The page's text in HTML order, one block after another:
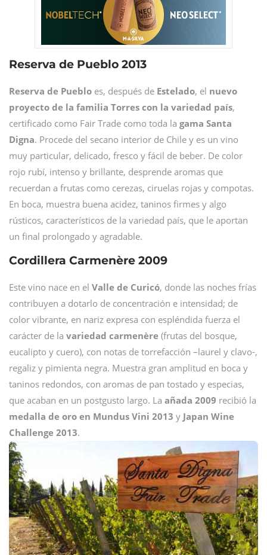
Reserva de Pueblo 2013
Reserva de Pueblo es, después de Estelado, el nuevo
proyecto de la familia Torres con la variedad país,
certificado como Fair Trade como toda la gama Santa
Digna. Procede del secano interior de Chile y es un vino
muy particular, delicado, fresco y fácil de beber. De color
rojo rubí, intenso y brillante, desprende aromas que
recuerdan a frutas como cerezas, ciruelas rojas y compotas.
En boca, muestra buena acidez, taninos firmes y algo
rústicos, característicos de la variedad país, que le aportan
un final prolongado y agradable.
Cordillera Carmenère 2009
Este vino nace en el Valle de Curicó, donde las noches frías
contribuyen a dotarlo de concentración e intensidad; de
color vibrante, en nariz expresa con espléndida fuerza el
carácter de la variedad carmenère (frutas del bosque,
eucalipto y cuero), con notas de torrefacción –laurel y clavo-,
regaliz y pimienta negra. Muestra gran amplitud en boca y
taninos redondos, con aromas de pan tostado y especias,
que acaban en un postgusto largo. La añada 2009 recibió la
medalla de oro en Mundus Vini 2013 y Japan Wine
Challenge 2013.